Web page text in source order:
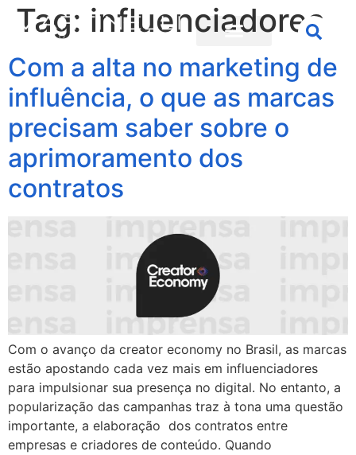
Tag: influenciadores
Com a alta no marketing de
influência, o que as marcas
precisam saber sobre o
aprimoramento dos
contratos
Com o avanço da creator economy no Brasil, as marcas
estão apostando cada vez mais em influenciadores
para impulsionar sua presença no digital. No entanto, a
popularização das campanhas traz à tona uma questão
importante, a elaboração dos contratos entre
empresas e criadores de conteúdo. Quando